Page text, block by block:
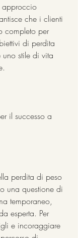
approccio
che i clienti
completo per
di perdita
stile di vita
il successo a
perdita di peso
una questione di
temporaneo,
esperta. Per
e incoraggiare